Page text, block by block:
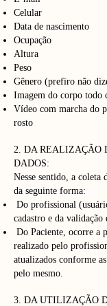
Celular
Data de nascimento
Ocupação
Altura
Peso
Gênero (prefiro não
Imagem do corpo todo
Vídeo com marcha do
rosto
2. DA REALIZAÇÃO
DADOS:
Nesse sentido, a coleta
da seguinte forma:
Do profissional
cadastro e da validação
Do Paciente, ocorre a
realizado pelo
atualizados conforme
pelo mesmo.
3. DA UTILIZAÇÃO